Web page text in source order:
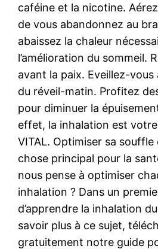
caféine et la nicotine.
de vous abandonnez au
abaissez la chaleur
l’amélioration du sommeil.
avant la paix. Eveillez-
du réveil-matin. Profitez
pour diminuer la
effet, la inhalation est
VITAL. Optimiser sa
chose principal pour la
nous pense à optimiser
inhalation ? Dans un
d’apprendre la inhalation
savoir plus à ce sujet,
gratuitement notre guide